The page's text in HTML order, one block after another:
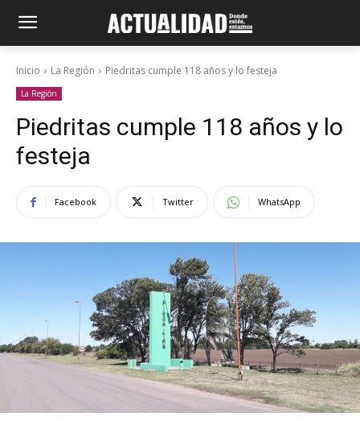
Inicio La Región Piedritas cumple 118 años y lo festeja
La Región
Piedritas cumple 118 años y lo
festeja
Facebook Twitter WhatsApp